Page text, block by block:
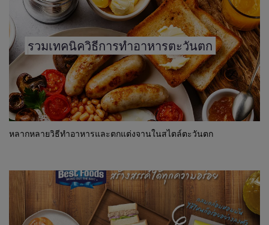
รวมเทคนิควิธีการทำอาหารตะวันตก
หลากหลายวิธีทำอาหารและตกแต่งจานในสไตล์ตะวันตก